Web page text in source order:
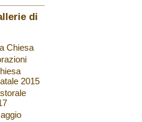
di
Chiesa
2015